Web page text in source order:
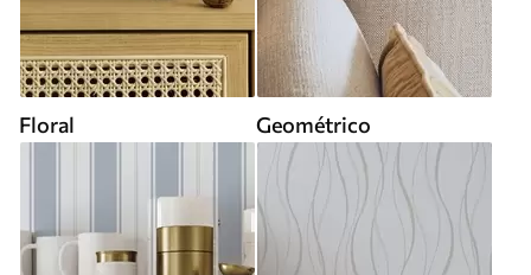
Floral Geométrico